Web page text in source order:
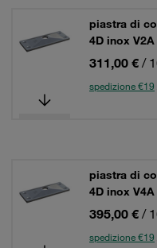
piastra di
4D inox V2A
311,00 € /
spedizione €19
piastra di
4D inox V4A
395,00 € /
spedizione €19